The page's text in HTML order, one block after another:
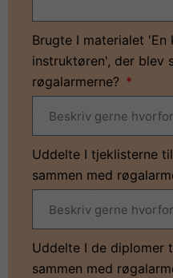
Brugte I materialet
instruktøren', der blev
røgalarmerne?
Uddelte I tjeklisterne
sammen med
Uddelte I de diplomer
sammen med